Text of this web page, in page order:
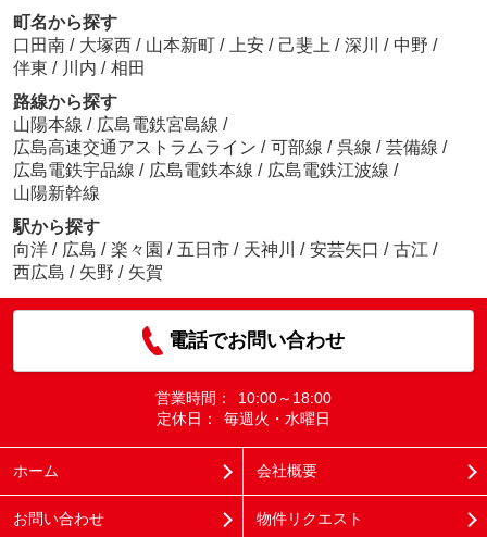
町名から探す
口田南 / 大塚西 / 山本新町 / 上安 / 己斐上 / 深川 / 中野 /
伴東 / 川内 / 相田
路線から探す
山陽本線 / 広島電鉄宮島線 /
広島高速交通アストラムライン / 可部線 / 呉線 / 芸備線 /
広島電鉄宇品線 / 広島電鉄本線 / 広島電鉄江波線 /
山陽新幹線
駅から探す
向洋 / 広島 / 楽々園 / 五日市 / 天神川 / 安芸矢口 / 古江 /
西広島 / 矢野 / 矢賀
電話でお問い合わせ
営業時間：
10:00～18:00
定休日：
毎週火・水曜日
ホーム 会社概要
お問い合わせ 物件リクエスト